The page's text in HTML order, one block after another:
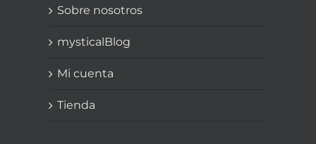
Sobre nosotros
mysticalBlog
Mi cuenta
Tienda